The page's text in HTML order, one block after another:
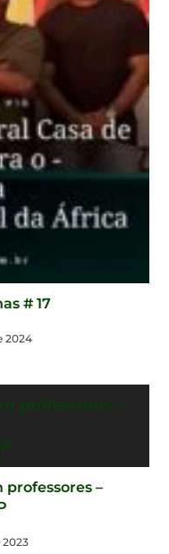
# 17
2024
professores –